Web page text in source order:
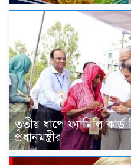
তৃতীয় ধাপে ফ্যামিলি
প্রধানমন্ত্রীর